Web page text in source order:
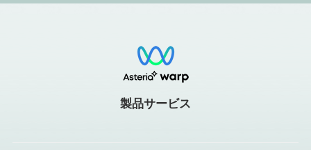
製品サービス